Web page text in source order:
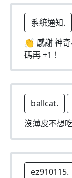
系統通知.
👏 感謝 神
碼再 +1！
ballcat.
沒薄皮不想
ez910115.